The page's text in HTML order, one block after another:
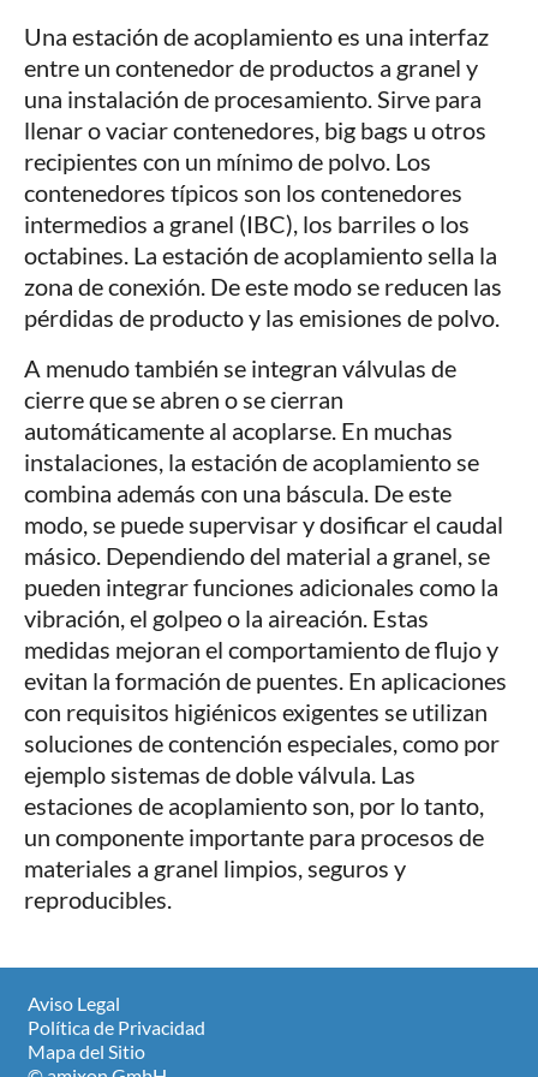
Una estación de acoplamiento es una interfaz
entre un contenedor de productos a granel y
una instalación de procesamiento. Sirve para
llenar o vaciar contenedores, big bags u otros
recipientes con un mínimo de polvo. Los
contenedores típicos son los contenedores
intermedios a granel (IBC), los barriles o los
octabines. La estación de acoplamiento sella la
zona de conexión. De este modo se reducen las
pérdidas de producto y las emisiones de polvo.
A menudo también se integran válvulas de
cierre que se abren o se cierran
automáticamente al acoplarse. En muchas
instalaciones, la estación de acoplamiento se
combina además con una báscula. De este
modo, se puede supervisar y dosificar el caudal
másico. Dependiendo del material a granel, se
pueden integrar funciones adicionales como la
vibración, el golpeo o la aireación. Estas
medidas mejoran el comportamiento de flujo y
evitan la formación de puentes. En aplicaciones
con requisitos higiénicos exigentes se utilizan
soluciones de contención especiales, como por
ejemplo sistemas de doble válvula. Las
estaciones de acoplamiento son, por lo tanto,
un componente importante para procesos de
materiales a granel limpios, seguros y
reproducibles.
Aviso Legal
Política de Privacidad
Mapa del Sitio